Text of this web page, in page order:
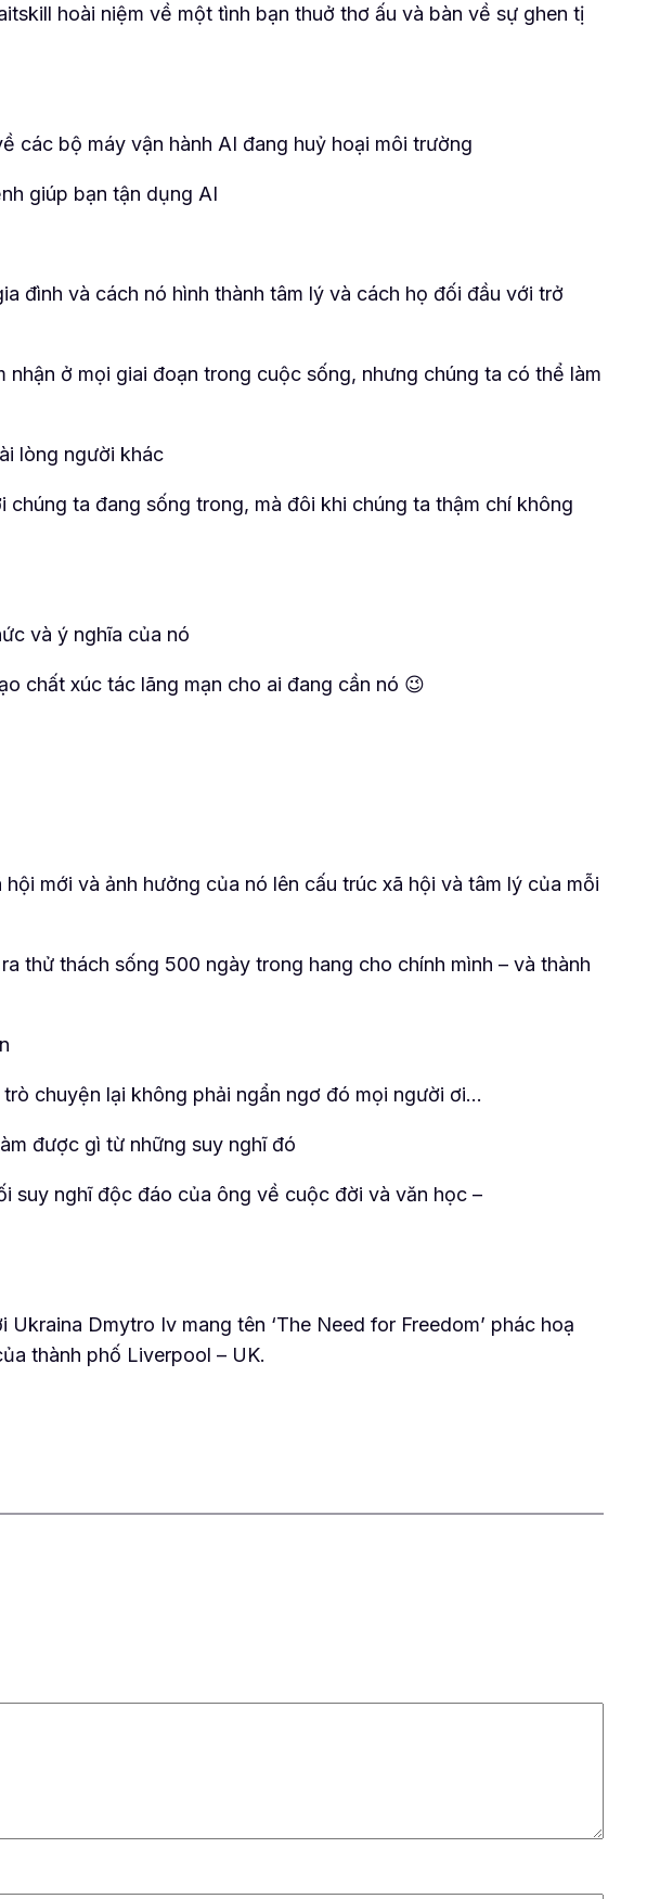
hoài niệm về một tình bạn thuở thơ ấu và bàn về sự ghen tị
các bộ máy vận hành AI đang huỷ hoại môi trường
giúp bạn tận dụng AI
đình và cách nó hình thành tâm lý và cách họ đối đầu với trở
ở mọi giai đoạn trong cuộc sống, nhưng chúng ta có thể làm
lòng người khác
ta đang sống trong, mà đôi khi chúng ta thậm chí không
và ý nghĩa của nó
chất xúc tác lãng mạn cho ai đang cần nó 😉
mới và ảnh hưởng của nó lên cấu trúc xã hội và tâm lý của mỗi
thử thách sống 500 ngày trong hang cho chính mình – và thành
chuyện lại không phải ngẩn ngơ đó mọi người ơi…
được gì từ những suy nghĩ đó
suy nghĩ độc đáo của ông về cuộc đời và văn học –
Dmytro Iv mang tên ‘The Need for Freedom’ phác hoạ
thành phố Liverpool – UK.